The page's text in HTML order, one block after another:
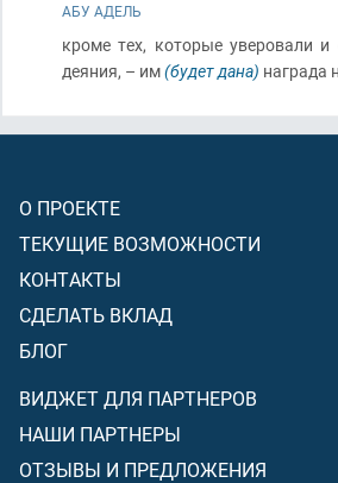
АБУ АДЕЛЬ
кроме тех, которые уверовали
деяния, – им(будет дана) награда
О ПРОЕКТЕ
ТЕКУЩИЕ ВОЗМОЖНОСТИ
КОНТАКТЫ
СДЕЛАТЬ ВКЛАД
БЛОГ
ВИДЖЕТ ДЛЯ ПАРТНЕРОВ
НАШИ ПАРТНЕРЫ
ОТЗЫВЫ И ПРЕДЛОЖЕНИЯ